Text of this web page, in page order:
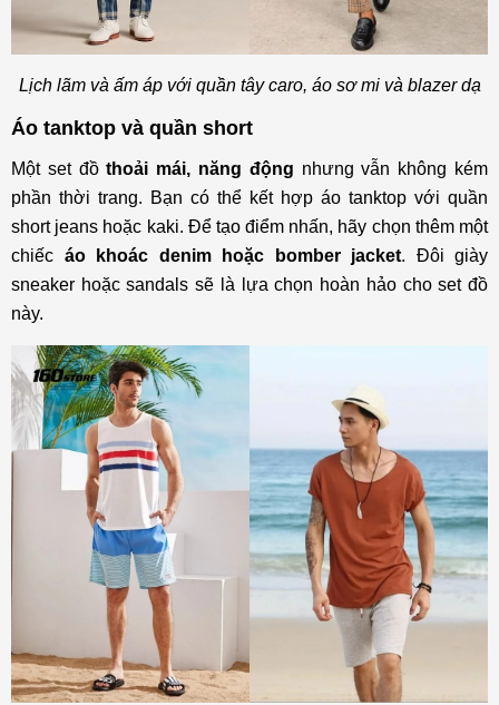
Lịch lãm và ấm áp với quần tây caro, áo sơ mi và blazer dạ
Áo tanktop và quần short
Một set đồthoải mái, năng động nhưng vẫn không kém
phần thời trang. Bạn có thể kết hợp áo tanktop với quần
short jeans hoặc kaki. Để tạo điểm nhấn, hãy chọn thêm một
chiếc áo khoác denim hoặc bomber jacket. Đôi giày
sneaker hoặc sandals sẽ là lựa chọn hoàn hảo cho set đồ
này.